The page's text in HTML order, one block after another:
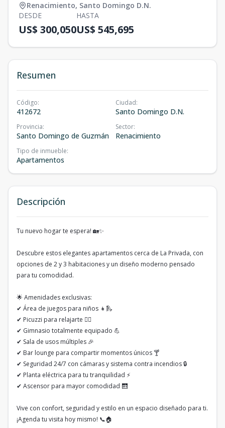
Renacimiento, Santo Domingo D.N.
DESDE
US$ 300,050
HASTA
US$ 545,695
Resumen
Código:
412672
Ciudad:
Santo Domingo D.N.
Provincia:
Santo Domingo de Guzmán
Sector:
Renacimiento
Tipo de inmueble:
Apartamentos
Descripción
Tu nuevo hogar te espera! 🏡✨
Descubre estos elegantes apartamentos cerca de La Privada, con
opciones de 2 y 3 habitaciones y un diseño moderno pensado
para tu comodidad.
🌟 Amenidades exclusivas:
✔ Área de juegos para niños 👧🛝
✔ Picuzzi para relajarte 🏊‍♂️
✔ Gimnasio totalmente equipado 💪
✔ Sala de usos múltiples 🎉
✔ Bar lounge para compartir momentos únicos 🍸
✔ Seguridad 24/7 con cámaras y sistema contra incendios 🔒
✔ Planta eléctrica para tu tranquilidad ⚡
✔ Ascensor para mayor comodidad 🛗
Vive con confort, seguridad y estilo en un espacio diseñado para ti.
¡Agenda tu visita hoy mismo! 📞🏠